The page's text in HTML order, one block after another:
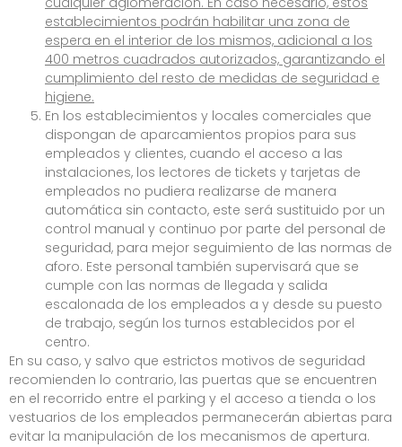
establecimientos podrán habilitar una zona de
espera en el interior de los mismos, adicional a los
400 metros cuadrados autorizados, garantizando el
cumplimiento del resto de medidas de seguridad e
higiene.
En los establecimientos y locales comerciales que
dispongan de aparcamientos propios para sus
empleados y clientes, cuando el acceso a las
instalaciones, los lectores de tickets y tarjetas de
empleados no pudiera realizarse de manera
automática sin contacto, este será sustituido por un
control manual y continuo por parte del personal de
seguridad, para mejor seguimiento de las normas de
aforo. Este personal también supervisará que se
cumple con las normas de llegada y salida
escalonada de los empleados a y desde su puesto
de trabajo, según los turnos establecidos por el
centro.
En su caso, y salvo que estrictos motivos de seguridad
recomienden lo contrario, las puertas que se encuentren
en el recorrido entre el parking y el acceso a tienda o los
vestuarios de los empleados permanecerán abiertas para
evitar la manipulación de los mecanismos de apertura.